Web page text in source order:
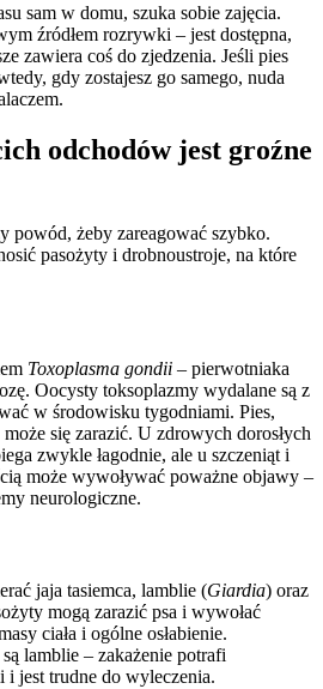
sam w domu, szuka sobie zajęcia.
źródłem rozrywki – jest dostępna,
zawiera coś do zjedzenia. Jeśli pies
gdy zostajesz go samego, nuda
odchodów jest groźne
powód, żeby zareagować szybko.
pasożyty i drobnoustroje, na które
Toxoplasma gondii – pierwotniaka
Oocysty toksoplazmy wydalane są z
w środowisku tygodniami. Pies,
się zarazić. U zdrowych dorosłych
zwykle łagodnie, ale u szczeniąt i
może wywoływać poważne objawy –
neurologiczne.
jaja tasiemca, lamblie (Giardia) oraz
mogą zarazić psa i wywołać
ciała i ogólne osłabienie.
lamblie – zakażenie potrafi
jest trudne do wyleczenia.